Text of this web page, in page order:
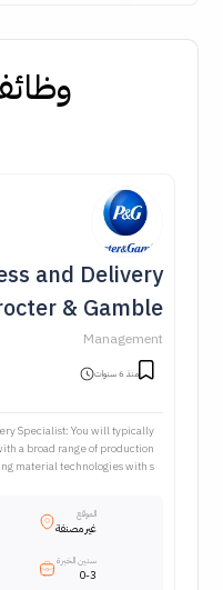
and Delivery
& Gamble
Management
منذ 6 سنوات
Specialist: You will typically
a broad range of production
material technologies with s...
الموقع
غير مصنفة
سنين الخبرة
0-3